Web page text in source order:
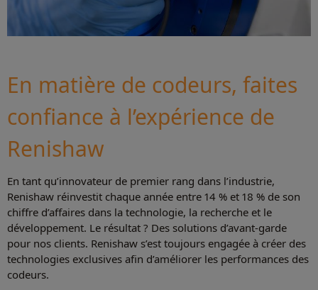
En matière de codeurs, faites
confiance à l’expérience de
Renishaw
En tant qu’innovateur de premier rang dans l’industrie,
Renishaw réinvestit chaque année entre 14 % et 18 % de son
chiffre d’affaires dans la technologie, la recherche et le
développement. Le résultat ? Des solutions d’avant-garde
pour nos clients. Renishaw s’est toujours engagée à créer des
technologies exclusives afin d’améliorer les performances des
codeurs.